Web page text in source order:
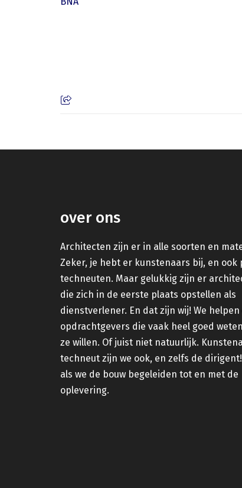
over ons
Architecten zijn er in alle soorten en
Zeker, je hebt er kunstenaars bij, en ook
techneuten. Maar gelukkig zijn er
die zich in de eerste plaats opstellen als
dienstverlener. En dat zijn wij! We helpen
opdrachtgevers die vaak heel goed
ze willen. Of juist niet natuurlijk.
techneut zijn we ook, en zelfs de
als we de bouw begeleiden tot en met de
oplevering.